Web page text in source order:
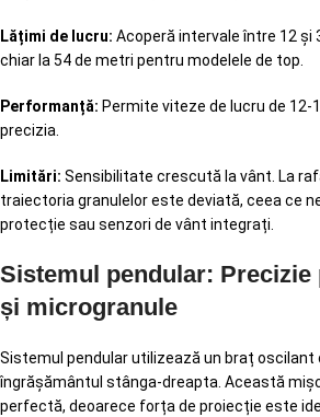
Lățimi de lucru: Acoperă intervale între 12 și
chiar la 54 de metri pentru modelele de top.
Performanță: Permite viteze de lucru de
precizia.
Limitări: Sensibilitate crescută la vânt. La
traiectoria granulelor este deviată, ceea ce
protecție sau senzori de vânt integrați.
Sistemul pendular: Precizie
și microgranule
Sistemul pendular utilizează un braț oscilant
îngrășământul stânga-dreapta. Această
perfectă, deoarece forța de proiecție este